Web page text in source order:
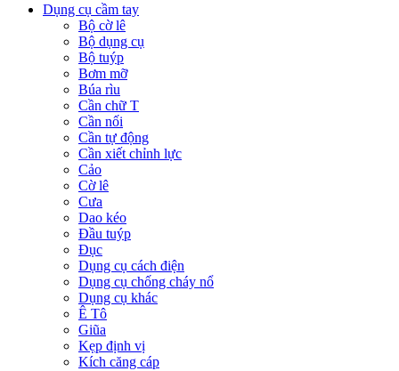
Dụng cụ cầm tay
Bộ cờ lê
Bộ dụng cụ
Bộ tuýp
Bơm mỡ
Búa rìu
Cần chữ T
Cần nối
Cần tự động
Cần xiết chỉnh lực
Cảo
Cờ lê
Cưa
Dao kéo
Đầu tuýp
Đục
Dụng cụ cách điện
Dụng cụ chống cháy nổ
Dụng cụ khác
Ê Tô
Giũa
Kẹp định vị
Kích căng cáp